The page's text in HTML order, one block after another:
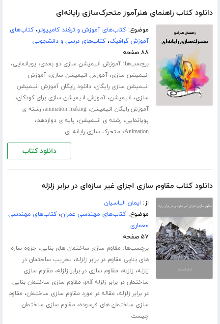
دانلود کتاب راهنمای هنرآموز متحرک‌سازی رایانه‌ای
موضوع:کتاب‌های آموزش و ترفند کامپیوتر،کتاب‌های
آموزش گرافیک،کتاب‌های درسی و دانشجویی
۸۸ صفحه
برچسب‌ها:آموزش انیمیشن سازی دو بعدی، پویانمایی،
انیمیشن سازی،آموزش انیمیشن سازی،آموزش
انیمیشن سازی رایگان،دانلود رایگان آموزش انیمیشن
سازی، انیمیشن،آموزش انیمیشن سازی برای کودکان،
آموزش رایگان انیمیشن،animation making،رشته ی
پویانمایی،رشته ی انیمیشن، پایه ی دوازدهم،
Animation، متحرک سازی رایانه ای
دانلود کتاب
دانلود کتاب مقاوم سازی اجزای غیر سازه‌ای در برابر زلزله
از: ایمان الیاسیان
موضوع:کتاب‌های مهندسی عمران،کتاب‌های مهندسی
معماری
۵۷ صفحه
برچسب‌ها: مقاوم سازی ساختمان های بنایی، جزوه سازه
های بنایی مقاوم در برابر زلزله، تخریب ساختمان در
زلزله، زلزله، مقاوم سازی در برابر زلزله، مقاوم سازی
ساختمان در برابر زلزله pdf
، مقاوم سازی ساختمان بنایی
در برابر زلزله، مقاله در مورد مقاوم سازی ساختمان، مقاوم
سازی ساختمان های فرسوده، مقاوم سازی ساختمان
چیست